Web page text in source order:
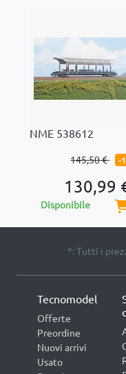
NME 538612
145,50 € -
130,99
Disponibile
*: Tutti i
Tecnomodel
Offerte
Preordine
Nuovi arrivi
Usato